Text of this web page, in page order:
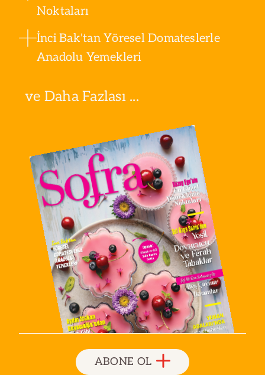
Noktaları
İnci Bak'tan Yöresel Domateslerle
Anadolu Yemekleri
ve Daha Fazlası ...
ABONE OL